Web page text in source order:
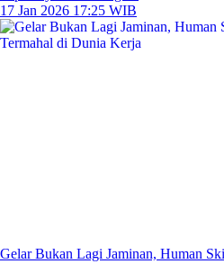
17 Jan 2026 17:25 WIB
Gelar Bukan Lagi Jaminan, Human